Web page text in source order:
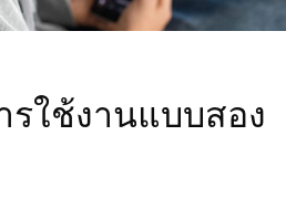
รใช้งานแบบสอง